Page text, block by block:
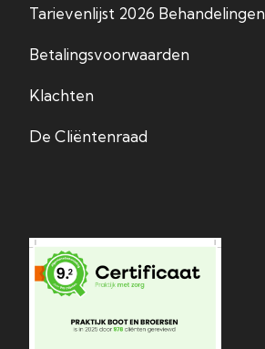
Tarievenlijst 2026 Behandelingen
Betalingsvoorwaarden
Klachten
De Cliëntenraad